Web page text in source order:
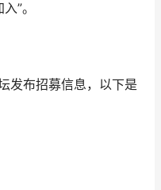
”。
发布招募信息，以下是